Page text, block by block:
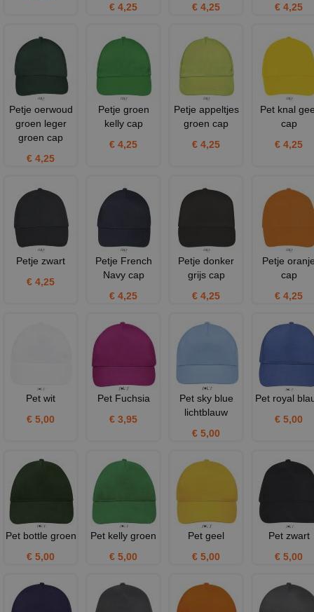
€ 4,25
€ 4,25
€ 4,25
Petje oerwoud
groen leger
groen cap
€ 4,25
Petje groen
kelly cap
€ 4,25
Petje appeltjes
groen cap
€ 4,25
Pet knal
cap
€ 4,25
Petje zwart
€ 4,25
Petje French
Navy cap
€ 4,25
Petje donker
grijs cap
€ 4,25
Petje
cap
€ 4,25
Pet wit
€ 5,00
Pet Fuchsia
€ 3,95
Pet sky blue
lichtblauw
€ 5,00
Pet royal
€ 5,00
Pet bottle groen
€ 5,00
Pet kelly groen
€ 5,00
Pet geel
€ 5,00
Pet zwart
€ 5,00